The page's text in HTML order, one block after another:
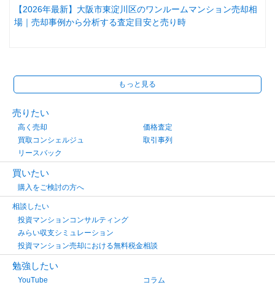
【2026年最新】大阪市東淀川区のワンルームマンション売却相
場｜売却事例から分析する査定目安と売り時
もっと見る
売りたい
高く売却
価格査定
買取コンシェルジュ
取引事列
リースバック
買いたい
購入をご検討の方へ
相談したい
投資マンションコンサルティング
みらい収支シミュレーション
投資マンション売却における無料税金相談
勉強したい
YouTube
コラム